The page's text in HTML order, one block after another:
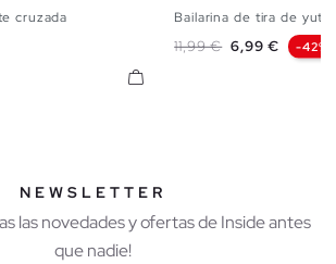
cruzada
38
Bailarina de tira de yute
Precio base
11,99 € Precio
6,99 € -42%
NEWSLETTER
las novedades y ofertas de Inside antes
que nadie!